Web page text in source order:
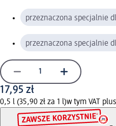
przeznaczona specjalnie
przeznaczona specjalnie
17,95 zł
0,5 l (35,90 zł za 1 l)w tym VAT plus